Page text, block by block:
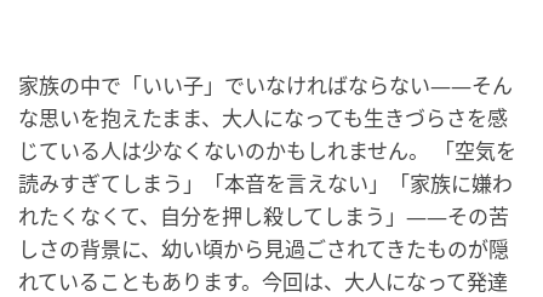
家族の中で「いい子」でいなければならない――そん
な思いを抱えたまま、大人になっても生きづらさを感
じている人は少なくないのかもしれません。 「空気を
読みすぎてしまう」「本音を言えない」「家族に嫌わ
れたくなくて、自分を押し殺してしまう」――その苦
しさの背景に、幼い頃から見過ごされてきたものが隠
れていることもあります。今回は、大人になって発達